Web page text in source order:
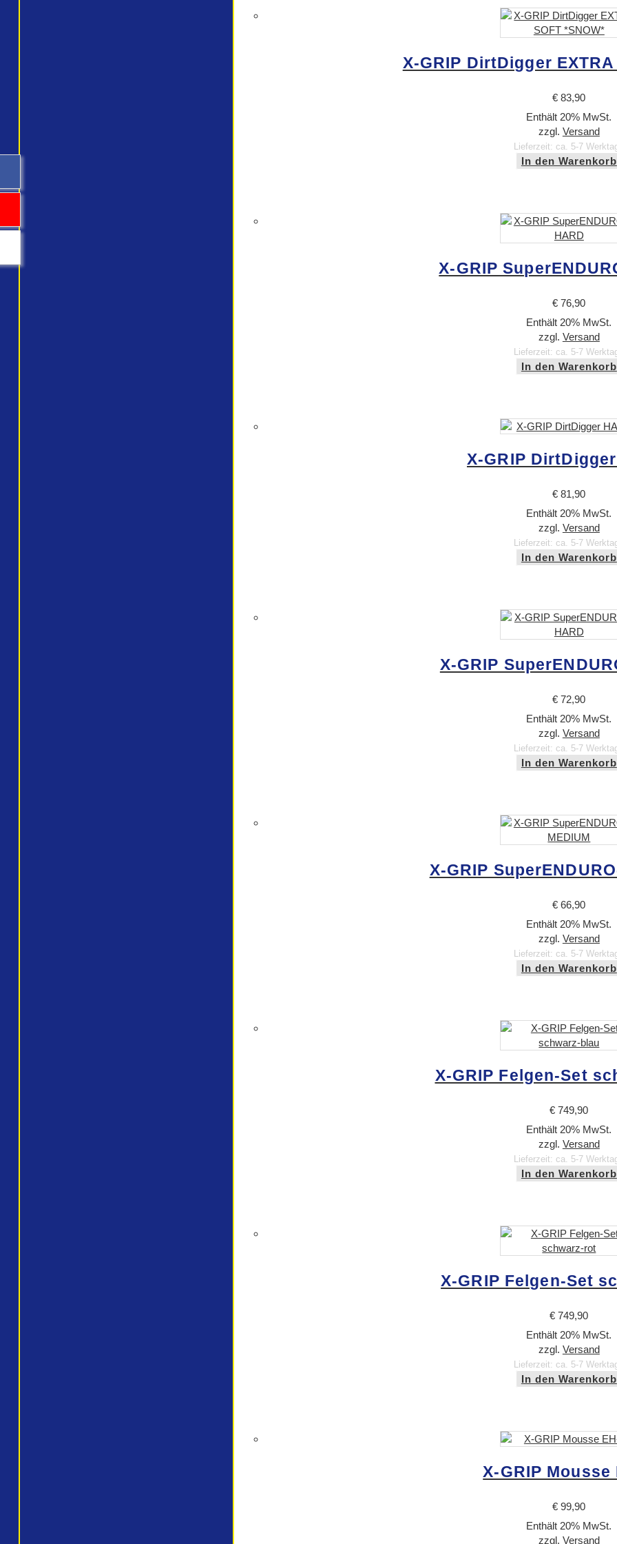
X-GRIP DirtDigger EXTRA
€ 83,90
Enthält 20% MwSt.
zzgl. Versand
Lieferzeit: ca. 5-7
In den Warenkorb
X-GRIP
€ 76,90
Enthält 20% MwSt.
zzgl. Versand
Lieferzeit: ca. 5-7
In den Warenkorb
X-GRIP
€ 81,90
Enthält 20% MwSt.
zzgl. Versand
Lieferzeit: ca. 5-7
In den Warenkorb
X-GRIP
€ 72,90
Enthält 20% MwSt.
zzgl. Versand
Lieferzeit: ca. 5-7
In den Warenkorb
X-GRIP
€ 66,90
Enthält 20% MwSt.
zzgl. Versand
Lieferzeit: ca. 5-7
In den Warenkorb
X-GRIP Felgen-Set
€ 749,90
Enthält 20% MwSt.
zzgl. Versand
Lieferzeit: ca. 5-7
In den Warenkorb
X-GRIP Felgen-Set
€ 749,90
Enthält 20% MwSt.
zzgl. Versand
Lieferzeit: ca. 5-7
In den Warenkorb
X-GRIP Mousse
€ 99,90
Enthält 20% MwSt.
zzgl. Versand